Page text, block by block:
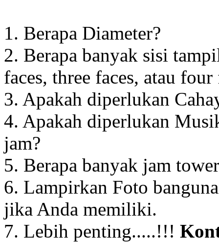
1. Berapa Diameter?
2. Berapa banyak sisi
faces, three faces, atau four
3. Apakah diperlukan
4. Apakah diperlukan
jam?
5. Berapa banyak jam
6. Lampirkan Foto
jika Anda memiliki.
7. Lebih penting.....!!!